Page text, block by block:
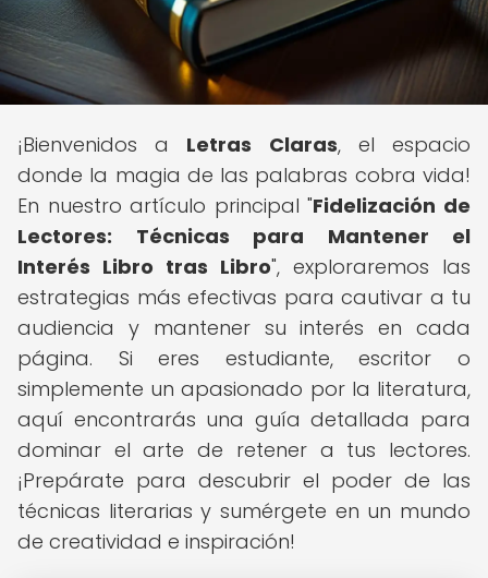
¡Bienvenidos a Letras Claras, el espacio
donde la magia de las palabras cobra vida!
En nuestro artículo principal "Fidelización de
Lectores: Técnicas para Mantener el
Interés Libro tras Libro", exploraremos las
estrategias más efectivas para cautivar a tu
audiencia y mantener su interés en cada
página. Si eres estudiante, escritor o
simplemente un apasionado por la literatura,
aquí encontrarás una guía detallada para
dominar el arte de retener a tus lectores.
¡Prepárate para descubrir el poder de las
técnicas literarias y sumérgete en un mundo
de creatividad e inspiración!